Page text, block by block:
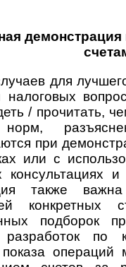
для
налоговых
/ прочитать,
норм,
при
или с
консультациях
также
подборок
разработок по
показа